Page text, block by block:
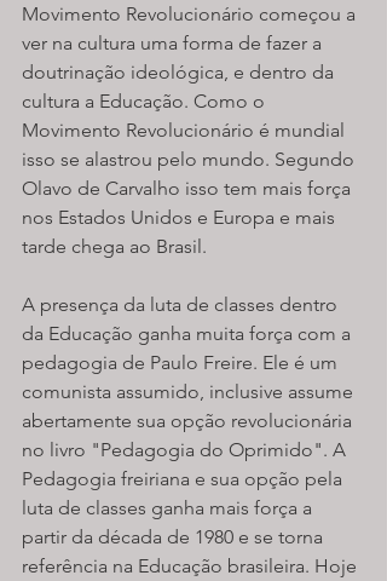
Movimento Revolucionário começou a
ver na cultura uma forma de fazer a
doutrinação ideológica, e dentro da
cultura a Educação. Como o
Movimento Revolucionário é mundial
isso se alastrou pelo mundo. Segundo
Olavo de Carvalho isso tem mais força
nos Estados Unidos e Europa e mais
tarde chega ao Brasil.
A presença da luta de classes dentro
da Educação ganha muita força com a
pedagogia de Paulo Freire. Ele é um
comunista assumido, inclusive assume
abertamente sua opção revolucionária
no livro "Pedagogia do Oprimido". A
Pedagogia freiriana e sua opção pela
luta de classes ganha mais força a
partir da década de 1980 e se torna
referência na Educação brasileira. Hoje